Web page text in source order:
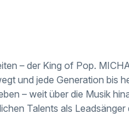
– der King of Pop.
und jede Generation bis
– weit über die Musik
Talents als